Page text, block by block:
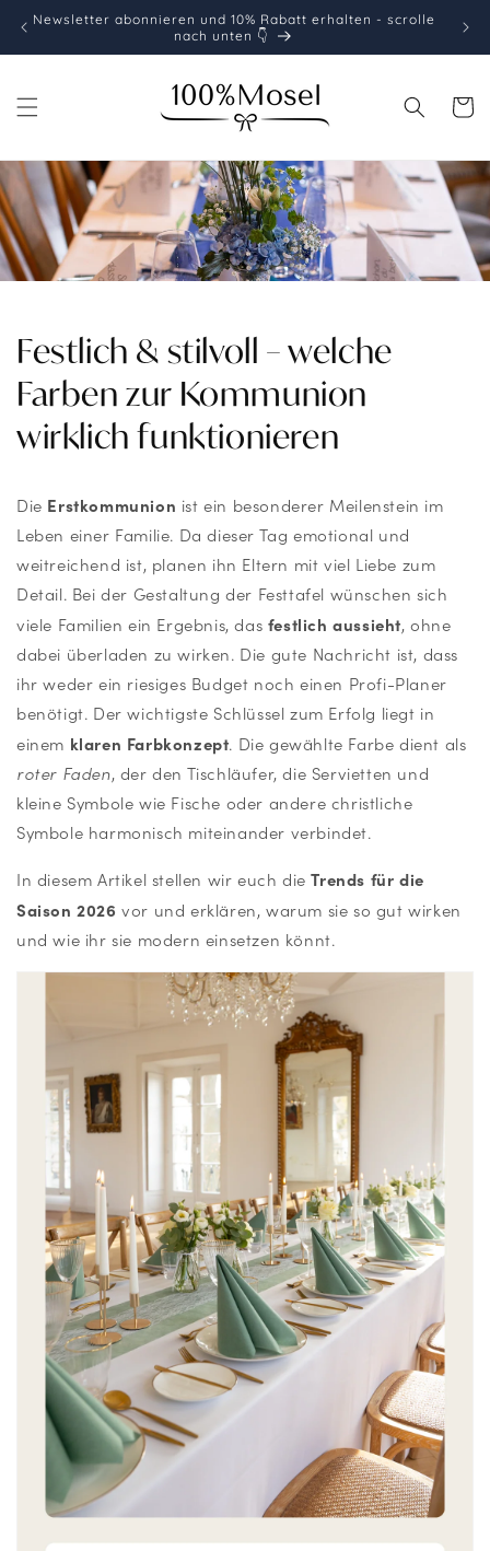
zum
Newsletter abonnieren und 10% Rabatt erhalten - scrolle
nach unten 👇
Festlich & stilvoll – welche
Farben zur Kommunion
wirklich funktionieren
Die Erstkommunion ist ein besonderer Meilenstein im
Leben einer Familie. Da dieser Tag emotional und
weitreichend ist, planen ihn Eltern mit viel Liebe zum
Detail. Bei der Gestaltung der Festtafel wünschen sich
viele Familien ein Ergebnis, das festlich aussieht, ohne
dabei überladen zu wirken. Die gute Nachricht ist, dass
ihr weder ein riesiges Budget noch einen Profi-Planer
benötigt. Der wichtigste Schlüssel zum Erfolg liegt in
einem klaren Farbkonzept. Die gewählte Farbe dient als
roter Faden, der den Tischläufer, die Servietten und
kleine Symbole wie Fische oder andere christliche
Symbole harmonisch miteinander verbindet.
In diesem Artikel stellen wir euch dieTrends für die
Saison 2026 vor und erklären, warum sie so gut wirken
und wie ihr sie modern einsetzen könnt.